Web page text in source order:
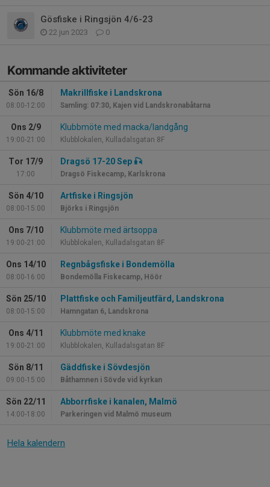
Gösfiske i Ringsjön 4/6-23
22 jun 2023 0
Kommande aktiviteter
Sön 16/8
08:00-12:00
Makrillfiske i Landskrona
Samling: 07:30, Kajen vid Landskronabåtarna
Ons 2/9
19:00-21:00
Klubbmöte med macka/landgång
Klubblokalen, Kulladalsgatan 8F
Tor 17/9
17:00
Dragsö 17-20 Sep 🎣
Dragsö Fiskecamp, Karlskrona
Sön 4/10
08:00-15:00
Artfiske i Ringsjön
Björks i Ringsjön
Ons 7/10
19:00-21:00
Klubbmöte med ärtsoppa
Klubblokalen, Kulladalsgatan 8F
Ons 14/10
08:00-16:00
Regnbågsfiske i Bondemölla
Bondemölla Fiskecamp, Höör
Sön 25/10
08:00-15:00
Plattfiske och Familjeutfärd, Landskrona
Hamngatan 6, Landskrona
Ons 4/11
19:00-21:00
Klubbmöte med knake
Klubblokalen, Kulladalsgatan 8F
Sön 8/11
09:00-15:00
Gäddfiske i Sövdesjön
Båthamnen i Sövde vid kyrkan
Sön 22/11
14:00-18:00
Abborrfiske i kanalen, Malmö
Parkeringen vid Malmö museum
Hela kalendern